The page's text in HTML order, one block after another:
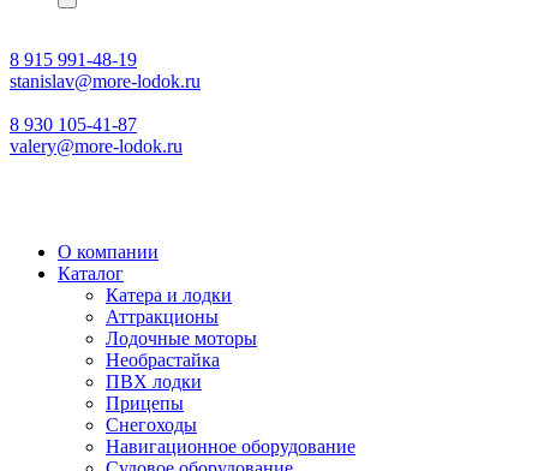
8 915 991-48-19
stanislav@more-lodok.ru
8 930 105-41-87
valery@more-lodok.ru
О компании
Каталог
Катера и лодки
Аттракционы
Лодочные моторы
Необрастайка
ПВХ лодки
Прицепы
Снегоходы
Навигационное оборудование